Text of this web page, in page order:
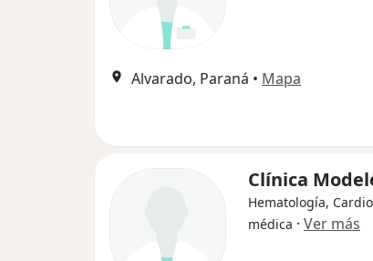
Alvarado, Paraná • Mapa
Clínica
Hematología,
médica · Ver más